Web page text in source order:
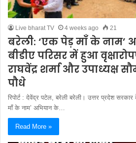
Live bharat TV 4 weeks ago 21
बरेली: ‘एक पेड़ माँ के नाम’
बीडीए परिसर में हुआ
राघवेंद्र शर्मा और उपाध्यक्ष
पौधे
रिपोर्ट : देवेंद्र पटेल, बरेली बरेली। उत्तर प्रदेश
माँ के नाम’ अभियान के…
Read More »